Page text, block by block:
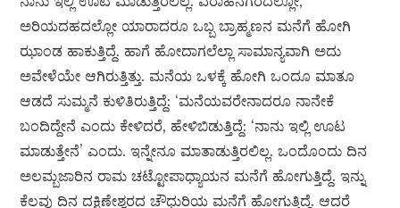
ಅರಿಯದಹದಲ್ಲೋ ಯಾರಾದರೂ ಒಬ್ಬ ಬ್ರಾಹ್ಮಣನ ಮನೆಗೆ ಹೋಗಿ
ಝಾಂಡ ಹಾಕುತ್ತಿದ್ದೆ. ಹಾಗೆ ಹೋದಾಗಲೆಲ್ಲಾ ಸಾಮಾನ್ಯವಾಗಿ ಅದು
ಅವೇಳೆಯೇ ಆಗಿರುತ್ತಿತ್ತು. ಮನೆಯ ಒಳಕ್ಕೆ ಹೋಗಿ ಒಂದೂ ಮಾತೂ
ಆಡದೆ ಸುಮ್ಮನೆ ಕುಳಿತಿರುತ್ತಿದ್ದೆ: ‘ಮನೆಯವರೇನಾದರೂ ನಾನೇಕೆ
ಬಂದಿದ್ದೇನೆ ಎಂದು ಕೇಳಿದರೆ, ಹೇಳಿಬಿಡುತ್ತಿದ್ದೆ: ‘ನಾನು ಇಲ್ಲಿ ಊಟ
ಮಾಡುತ್ತೇನೆ’ ಎಂದು. ಇನ್ನೇನೂ ಮಾತಾಡುತ್ತಿರಲಿಲ್ಲ. ಒಂದೊಂದು ದಿನ
ಅಲಮ್ಬಜಾರಿನ ರಾಮ ಚಟ್ಟೋಪಾಧ್ಯಾಯನ ಮನೆಗೆ ಹೋಗುತ್ತಿದ್ದೆ. ಇನ್ನು
ಕೆಲವು ದಿನ ದಕ್ಷಿಣೇಶ್ವರದ ಚೌಧುರಿಯ ಮನೆಗೆ ಹೋಗುತ್ತಿದ್ದೆ. ಆದರೆ